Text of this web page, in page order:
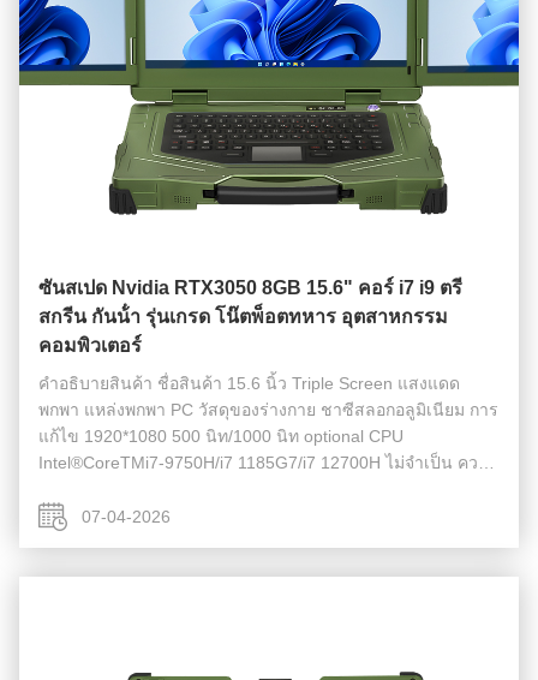
ซันสเปด Nvidia RTX3050 8GB 15.6" คอร์ i7 i9 ตรี
สกรีน กันน้ํา รุ่นเกรด โน๊ตพ็อตทหาร อุตสาหกรรม
คอมพิวเตอร์
คําอธิบายสินค้า ชื่อสินค้า 15.6 นิ้ว Triple Screen แสงแดด
พกพา แหล่งพกพา PC วัสดุของร่างกาย ชาซีสลอกอลูมิเนียม การ
แก้ไข 1920*1080 500 นิท/1000 นิท optional CPU
Intel®CoreTMi7-9750H/i7 1185G7/i7 12700H ไม่จําเป็น ความ
256GB/512GB/1TB/2TB อุณหภูมิ -20°C -...
07-04-2026